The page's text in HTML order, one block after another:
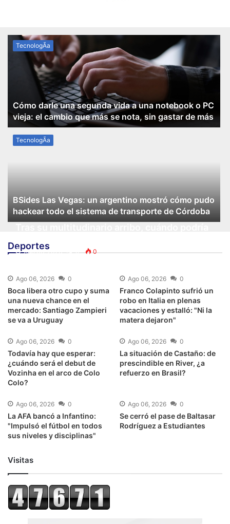
TecnologÃ­a
Cómo darle una segunda vida a una notebook o PC
vieja: el cambio que más se nota, sin gastar de más
TecnologÃ­a
BSides Las Vegas: un argentino mostró cómo pudo
hackear todo el sistema de transporte de Córdoba
Deportes
Ago 06, 2026 0 0
Ago 06, 2026 0
Boca libera otro cupo y suma
una nueva chance en el
mercado: Santiago Zampieri
se va a Uruguay
Ago 06, 2026 0
Franco Colapinto sufrió un
robo en Italia en plenas
vacaciones y estalló: "Ni la
matera dejaron"
Ago 06, 2026 0
Todavía hay que esperar:
¿cuándo será el debut de
Vozinha en el arco de Colo
Colo?
Ago 06, 2026 0
La situación de Castaño: de
prescindible en River, ¿a
refuerzo en Brasil?
Ago 06, 2026 0
La AFA bancó a Infantino:
"Impulsó el fútbol en todos
sus niveles y disciplinas"
Ago 06, 2026 0
Se cerró el pase de Baltasar
Rodríguez a Estudiantes
Visitas